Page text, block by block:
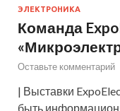
ЭЛЕКТРОНИКА
Команда
Оставьте комментарий
| Выставки
быть